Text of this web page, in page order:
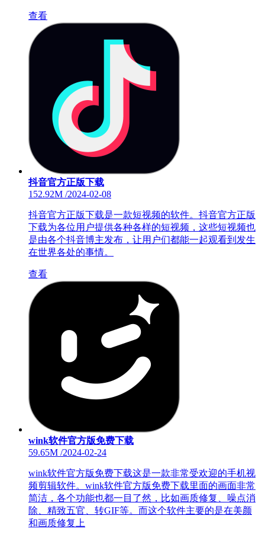
查看
抖音官方正版下载
152.92M /2024-02-08
抖音官方正版下载是一款短视频的软件。抖音官方正版
下载为各位用户提供各种各样的短视频，这些短视频也
是由各个抖音博主发布，让用户们都能一起观看到发生
在世界各处的事情。
查看
wink软件官方版免费下载
59.65M /2024-02-24
wink软件官方版免费下载这是一款非常受欢迎的手机视
频剪辑软件。wink软件官方版免费下载里面的画面非常
简洁，各个功能也都一目了然，比如画质修复、噪点消
除、精致五官、转GIF等。而这个软件主要的是在美颜
和画质修复上